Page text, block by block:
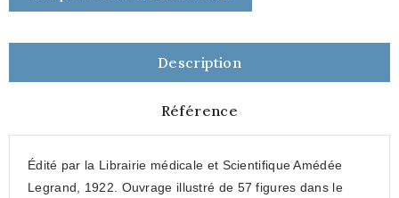
Description
Référence
Édité par la Librairie médicale et Scientifique Amédée
Legrand, 1922. Ouvrage illustré de 57 figures dans le